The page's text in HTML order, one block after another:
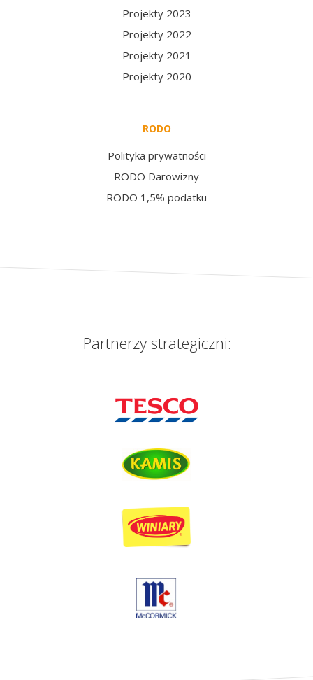
RODO
Projekty 2023
Projekty 2022
Projekty 2021
Projekty 2020
Polityka prywatności
RODO Darowizny
RODO 1,5% podatku
Partnerzy strategiczni: